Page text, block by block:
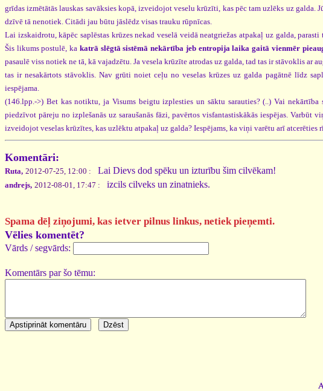
grīdas izmētātās lauskas savāksies kopā, izveidojot veselu krūzīti, kas pēc tam uzlēks uz
dzīvē tā nenotiek. Citādi jau būtu jāslēdz visas trauku rūpnīcas.
Lai izskaidrotu, kāpēc saplēstas krūzes nekad veselā veidā neatgriežas atpakaļ uz galda,
Šis likums postulē, ka katrā slēgtā sistēmā nekārtība jeb entropija laika gaitā vienmēr
pasaulē viss notiek ne tā, kā vajadzētu. Ja vesela krūzīte atrodas uz galda, tad tas ir stāvoklis ar
tas ir nesakārtots stāvoklis. Nav grūti noiet ceļu no veselas krūzes uz galda pagātnē līdz
iespējama.
(146.lpp.->) Bet kas notiktu, ja Visums beigtu izplesties un sāktu sarauties? (..) Vai
piedzīvot pāreju no izplešanās uz saraušanās fāzi, pavērtos visfantastiskākās iespējas. Varbūt
izveidojot veselas krūzītes, kas uzlēktu atpakaļ uz galda? Iespējams, ka viņi varētu arī atcerēties
Komentāri:
Ruta, 2012-07-25, 12:00 : Lai Dievs dod spēku un izturību šim cilvēkam!
andrejs, 2012-08-01, 17:47 : izcils cilveks un zinatnieks.
Spama dēļ ziņojumi, kas ietver pilnus linkus, netiek pieņemti.
Vēlies komentēt?
Vārds / segvārds:
Komentārs par šo tēmu: